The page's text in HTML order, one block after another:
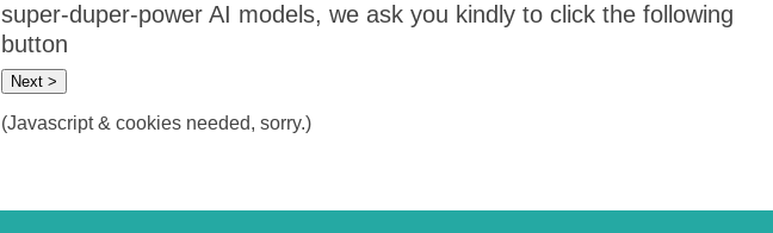
super-duper-power AI models, we ask you kindly to click the following
button
Next >
(Javascript & cookies needed, sorry.)